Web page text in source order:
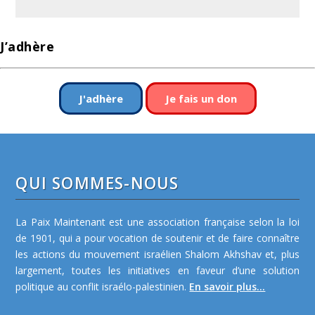
J’adhère
J'adhère Je fais un don
QUI SOMMES-NOUS
La Paix Maintenant est une association française selon la loi
de 1901, qui a pour vocation de soutenir et de faire connaître
les actions du mouvement israélien Shalom Akhshav et, plus
largement, toutes les initiatives en faveur d’une solution
politique au conflit israélo-palestinien. En savoir plus...